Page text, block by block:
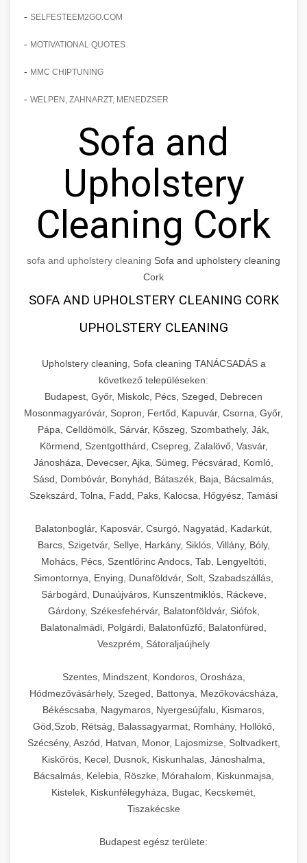
- SELFESTEEM2GO.COM
- MOTIVATIONAL QUOTES
- MMC CHIPTUNING
- WELPEN, ZAHNARZT, MENEDZSER
Sofa and
Upholstery
Cleaning Cork
sofa and upholstery cleaning Sofa and upholstery cleaning
Cork
SOFA AND UPHOLSTERY CLEANING CORK
UPHOLSTERY CLEANING
Upholstery cleaning, Sofa cleaning TANÁCSADÁS a
következő településeken:
Budapest, Győr, Miskolc, Pécs, Szeged, Debrecen
Mosonmagyaróvár, Sopron, Fertőd, Kapuvár, Csorna, Győr,
Pápa, Celldömölk, Sárvár, Kőszeg, Szombathely, Ják,
Körmend, Szentgotthárd, Csepreg, Zalalövő, Vasvár,
Jánosháza, Devecser, Ajka, Sümeg, Pécsvárad, Komló,
Sásd, Dombóvár, Bonyhád, Bátaszék, Baja, Bácsalmás,
Szekszárd, Tolna, Fadd, Paks, Kalocsa, Hőgyész, Tamási
Balatonboglár, Kaposvár, Csurgó, Nagyatád, Kadarkút,
Barcs, Szigetvár, Sellye, Harkány, Siklós, Villány, Bóly,
Mohács, Pécs, Szentlőrinc Andocs, Tab, Lengyeltóti,
Simontornya, Enying, Dunaföldvár, Solt, Szabadszállás,
Sárbogárd, Dunaújváros, Kunszentmiklós, Ráckeve,
Gárdony, Székesfehérvár, Balatonföldvár, Siófok,
Balatonalmádi, Polgárdi, Balatonfűzfő, Balatonfüred,
Veszprém, Sátoraljaújhely
Szentes, Mindszent, Kondoros, Orosháza,
Hódmezővásárhely, Szeged, Battonya, Mezőkovácsháza,
Békéscsaba, Nagymaros, Nyergesújfalu, Kismaros,
Göd,Szob, Rétság, Balassagyarmat, Romhány, Hollókő,
Szécsény, Aszód, Hatvan, Monor, Lajosmizse, Soltvadkert,
Kiskőrös, Kecel, Dusnok, Kiskunhalas, Jánoshalma,
Bácsalmás, Kelebia, Röszke, Mórahalom, Kiskunmajsa,
Kistelek, Kiskunfélegyháza, Bugac, Kecskemét,
Tiszakécske
Budapest egész területe: